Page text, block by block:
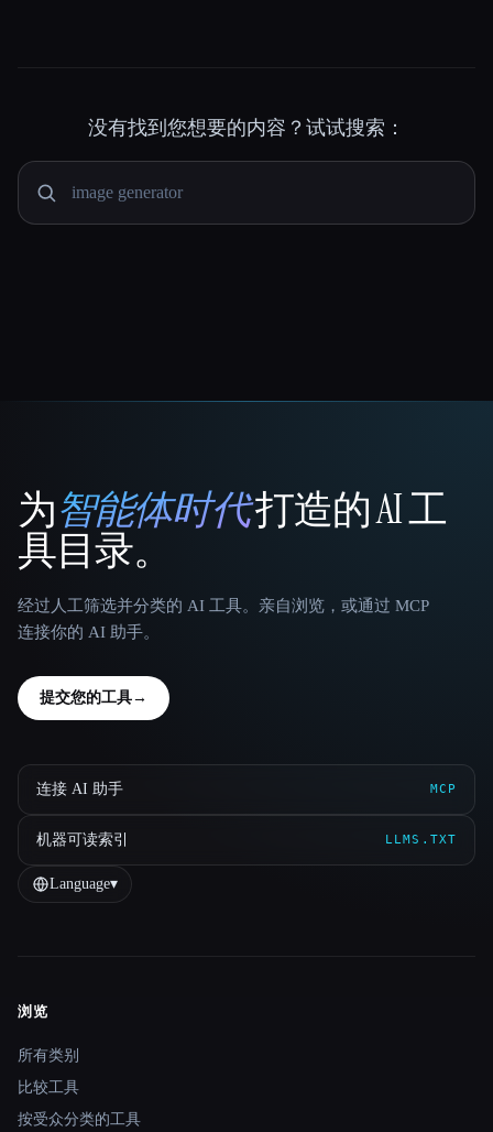
没有找到您想要的内容？试试搜索：
That AI Collection
为智能体时代打造的 AI 工
具目录。
经过人工筛选并分类的 AI 工具。亲自浏览，或通过 MCP
连接你的 AI 助手。
提交您的工具→
连接 AI 助手 MCP
机器可读索引 LLMS.TXT
Language▾
Site navigation
浏览
所有类别
比较工具
按受众分类的工具